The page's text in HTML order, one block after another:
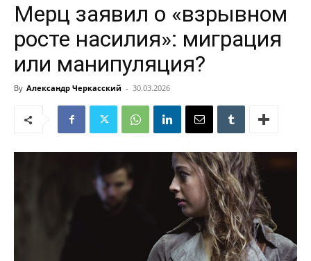
Мерц заявил о «взрывном
росте насилия»: миграция
или манипуляция?
By Александр Черкасский - 30.03.2026